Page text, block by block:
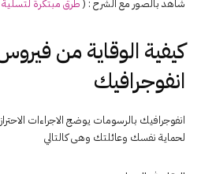
شاهد بالصور مع الشرح : ( طرق مبتكرة لتسلية
كيفية الوقاية من
انفوجرافيك
انفوجرافيك بالرسومات يوضج الاجراءات
لحماية نفسك وعائلتك وهى كالتالي